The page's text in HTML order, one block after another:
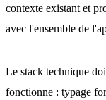
contexte existant et
avec l'ensemble de
Le stack technique
fonctionne : typage